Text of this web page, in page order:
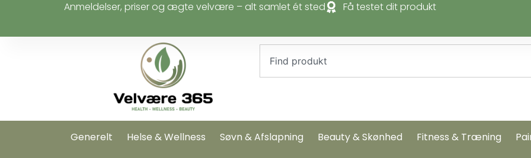
Anmeldelser, priser og ægte velvære – alt samlet ét sted Få testet dit produkt
Generelt Helse & Wellness Søvn & Afslapning Beauty & Skønhed Fitness & Træning